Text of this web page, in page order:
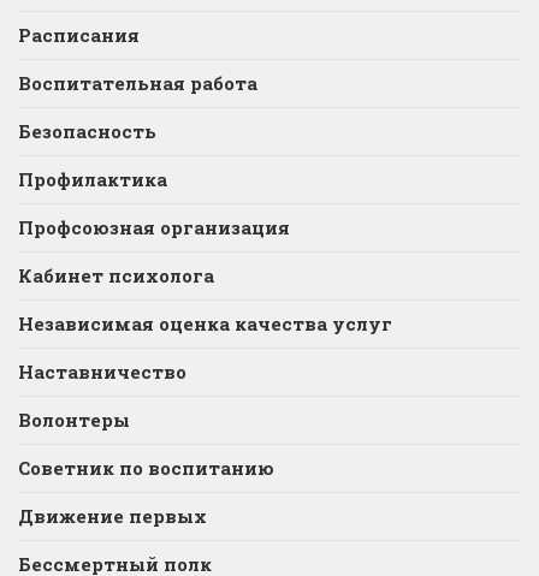
Расписания
Воспитательная работа
Безопасность
Профилактика
Профсоюзная организация
Кабинет психолога
Независимая оценка качества услуг
Наставничество
Волонтеры
Советник по воспитанию
Движение первых
Бессмертный полк